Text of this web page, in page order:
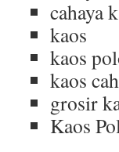
cahaya
kaos
kaos
kaos
grosir
Kaos